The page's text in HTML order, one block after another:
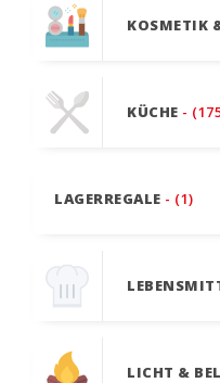
KOSMETIK
KÜCHE -
LAGERREGALE - (1)
LICHT &